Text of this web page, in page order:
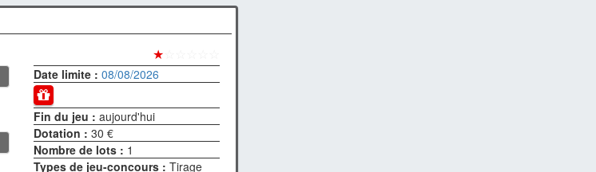
★
Date limite :08/08/2026
Fin du jeu :aujourd'hui
Dotation :30 €
Nombre de lots : 1
Types de jeu-concours :Tirage